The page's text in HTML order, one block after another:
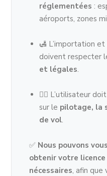
réglementées :
aéroports, zones
🛃 L’importation et
doivent respecter
et légales.
👨‍✈️ L’utilisateur
sur le pilotage, la
de vol.
✅ Nous pouvons
obtenir votre
nécessaires, afin que